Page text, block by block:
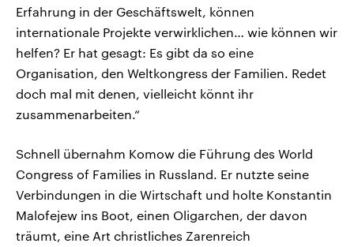
Erfahrung in der Geschäftswelt, können
internationale Projekte verwirklichen… wie können wir
helfen? Er hat gesagt: Es gibt da so eine
Organisation, den Weltkongress der Familien. Redet
doch mal mit denen, vielleicht könnt ihr
zusammenarbeiten.“
Schnell übernahm Komow die Führung des World
Congress of Families in Russland. Er nutzte seine
Verbindungen in die Wirtschaft und holte Konstantin
Malofejew ins Boot, einen Oligarchen, der davon
träumt, eine Art christliches Zarenreich